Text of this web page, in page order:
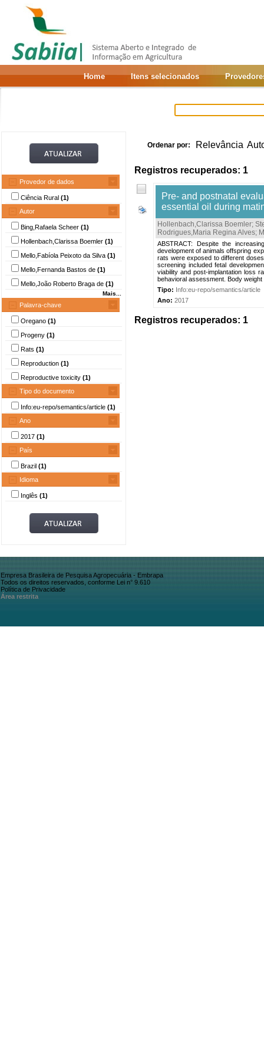
Home Itens selecionados
Provedor de dados
Ciência Rural (1)
Autor
Bing,Rafaela Scheer (1)
Hollenbach,Clarissa Boemler (1)
Mello,Fabíola Peixoto da Silva (1)
Mello,Fernanda Bastos de (1)
Mello,João Roberto Braga de (1)
Mais...
Palavra-chave
Oregano (1)
Progeny (1)
Rats (1)
Reproduction (1)
Reproductive toxicity (1)
Tipo do documento
Info:eu-repo/semantics/article (1)
Ano
2017 (1)
País
Brazil (1)
Idioma
Inglês (1)
Ordenar por: Relevância
Registros recuperados: 1
Pre- and postnatal
essential oil during
Hollenbach,Clarissa Boemler;
Rodrigues,Maria Regina Alves;
ABSTRACT: Despite the
development of animals offspring
rats were exposed to different
screening included fetal
viability and post-implantation loss
behavioral assessment. Body
Tipo: Info:eu-repo/semantics/article
Ano: 2017
Registros recuperados: 1
Empresa Brasileira de Pesquisa Agropecuária - Embrapa
Todos os direitos reservados, conforme Lei n° 9.610
Política de Privacidade
Área restrita